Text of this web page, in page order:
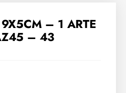
– 1 ARTE
– 43